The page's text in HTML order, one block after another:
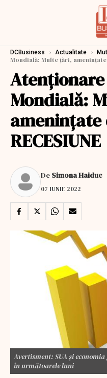
DCBusiness › Actualitate ›
Mondială: Multe țări, amenințate
Mondială:
amenințate
RECESIUNE
De Simona Haiduc
07 IUNIE 2022
Avertisment: SUA și
în următoarele luni